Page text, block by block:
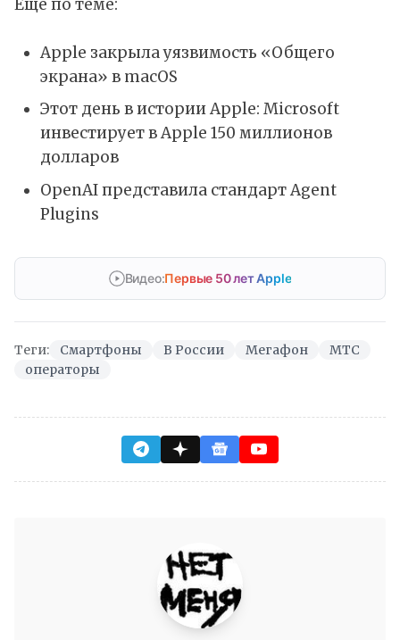
Ещё по теме:
Apple закрыла уязвимость «Общего
экрана» в macOS
Этот день в истории Apple: Microsoft
инвестирует в Apple 150 миллионов
долларов
OpenAI представила стандарт Agent
Plugins
Видео:Первые 50 лет Apple
Теги: Cмартфоны В России Мегафон
МТС
операторы